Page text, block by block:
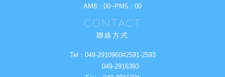
AM8：00~PM5：00
CONTACT
聯絡方式
Tel： 049-2910960#2591-2593
049-2916393